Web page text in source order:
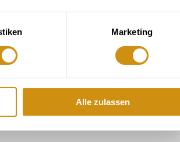
Marketing
Alle zulassen